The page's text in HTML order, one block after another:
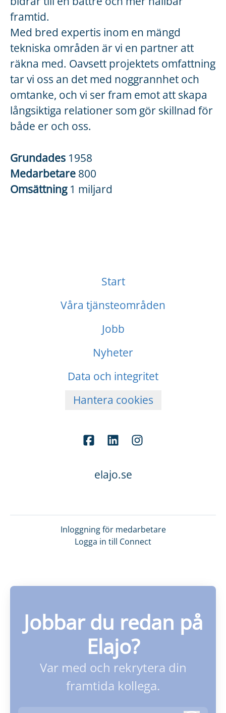
framtid.
Med bred expertis inom en mängd
tekniska områden är vi en partner att
räkna med. Oavsett projektets omfattning
tar vi oss an det med noggrannhet och
omtanke, och vi ser fram emot att skapa
långsiktiga relationer som gör skillnad för
både er och oss.
Grundades 1958
Medarbetare 800
Omsättning 1 miljard
Start
Våra tjänsteområden
Jobb
Nyheter
Data och integritet
Hantera cookies
elajo.se
Inloggning för medarbetare
Logga in till Connect
Jobbar du redan på
Elajo?
Var med och rekrytera din
framtida kollega.